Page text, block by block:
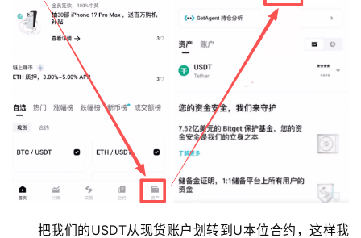
把我们的USDT从现货账户划转到U本位合约，这样我